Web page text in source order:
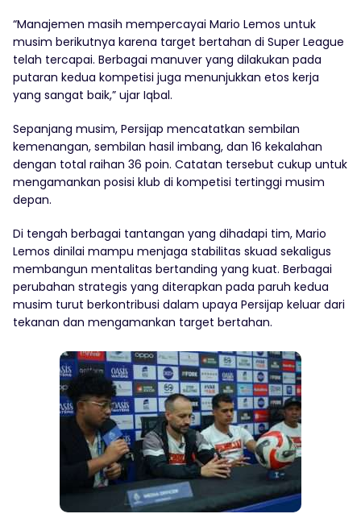
“Manajemen masih mempercayai Mario Lemos untuk
musim berikutnya karena target bertahan di Super League
telah tercapai. Berbagai manuver yang dilakukan pada
putaran kedua kompetisi juga menunjukkan etos kerja
yang sangat baik,” ujar Iqbal.
Sepanjang musim, Persijap mencatatkan sembilan
kemenangan, sembilan hasil imbang, dan 16 kekalahan
dengan total raihan 36 poin. Catatan tersebut cukup untuk
mengamankan posisi klub di kompetisi tertinggi musim
depan.
Di tengah berbagai tantangan yang dihadapi tim, Mario
Lemos dinilai mampu menjaga stabilitas skuad sekaligus
membangun mentalitas bertanding yang kuat. Berbagai
perubahan strategis yang diterapkan pada paruh kedua
musim turut berkontribusi dalam upaya Persijap keluar dari
tekanan dan mengamankan target bertahan.